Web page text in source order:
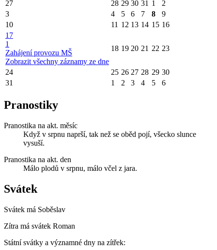
27
28 29 30 31 1
2
3
4 5 6 7 8
9
10
11 12 13 14 15 16
17
1
Zahájení provozu MŠ
Zobrazit všechny záznamy ze dne
18 19 20 21 22 23
24 25 26 27 28 29 30
31
1 2 3 4 5 6
Pranostiky
Pranostika na akt. měsíc
Když v srpnu naprší, tak než se oběd pojí, všecko slunce
vysuší.
Pranostika na akt. den
Málo plodů v srpnu, málo včel z jara.
Svátek
Svátek má Soběslav
Zítra má svátek Roman
Státní svátky a významné dny na zítřek: